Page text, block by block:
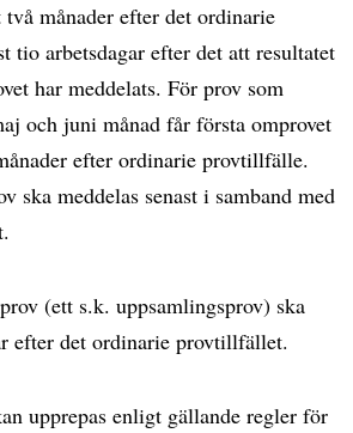
två månader efter det ordinarie
tio arbetsdagar efter det att resultatet
har meddelats. För prov som
och juni månad får första omprovet
efter ordinarie provtillfälle.
ska meddelas senast i samband med
(ett s.k. uppsamlingsprov) ska
efter det ordinarie provtillfället.
upprepas enligt gällande regler för